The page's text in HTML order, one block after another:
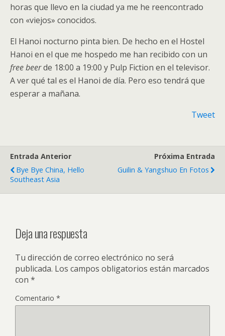
horas que llevo en la ciudad ya me he reencontrado
con «viejos» conocidos.
El Hanoi nocturno pinta bien. De hecho en el Hostel
Hanoi en el que me hospedo me han recibido con un
free beerde 18:00 a 19:00 y Pulp Fiction en el televisor.
A ver qué tal es el Hanoi de día. Pero eso tendrá que
esperar a mañana.
Tweet
Entrada Anterior
Bye Bye China, Hello
Southeast Asia
Próxima Entrada
Guilin & Yangshuo En Fotos
Deja una respuesta
Tu dirección de correo electrónico no será
publicada. Los campos obligatorios están marcados
con *
Comentario *